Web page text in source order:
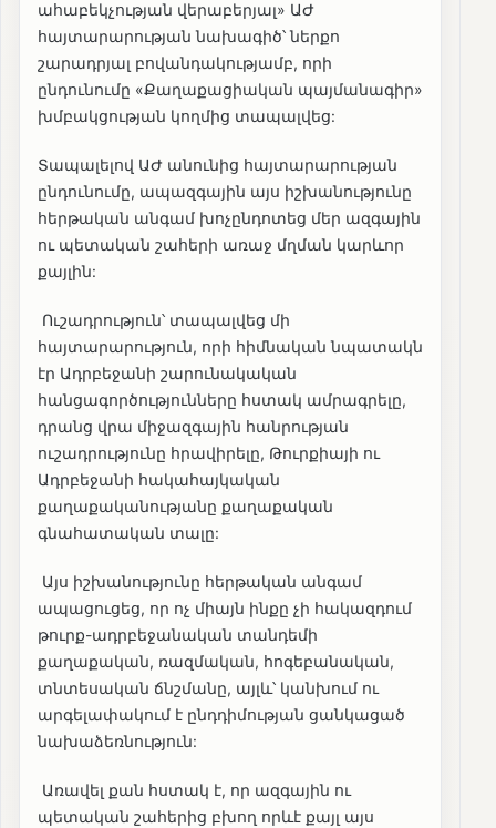
ահաբեկչության վերաբերյալ» ԱԺ
հայտարարության նախագիծ՝ ներքո
շարադրյալ բովանդակությամբ, որի
ընդունումը «Քաղաքացիական պայմանագիր»
խմբակցության կողմից տապալվեց:
Տապալելով ԱԺ անունից հայտարարության
ընդունումը, ապազգային այս իշխանությունը
հերթական անգամ խոչընդոտեց մեր ազգային
ու պետական շահերի առաջ մղման կարևոր
քայլին:
Ուշադրություն՝ տապալվեց մի
հայտարարություն, որի հիմնական նպատակն
էր Ադրբեջանի շարունակական
հանցագործությունները հստակ ամրագրելը,
դրանց վրա միջազգային հանրության
ուշադրությունը հրավիրելը, Թուրքիայի ու
Ադրբեջանի հակահայկական
քաղաքականությանը քաղաքական
գնահատական տալը:
Այս իշխանությունը հերթական անգամ
ապացուցեց, որ ոչ միայն ինքը չի հակազդում
թուրք-ադրբեջանական տանդեմի
քաղաքական, ռազմական, հոգեբանական,
տնտեսական ճնշմանը, այլև՝ կանխում ու
արգելափակում է ընդդիմության ցանկացած
նախաձեռնություն:
Առավել քան հստակ է, որ ազգային ու
պետական շահերից բխող որևէ քայլ այս